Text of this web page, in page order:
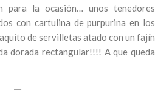
para la ocasión… unos tenedores
con cartulina de purpurina en los
de servilletas atado con un fajín
dorada rectangular!!!! A que queda